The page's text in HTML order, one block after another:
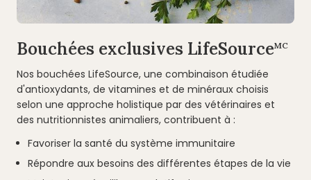
Bouchées exclusives LifeSourceMC
Nos bouchées LifeSource, une combinaison étudiée
d'antioxydants, de vitamines et de minéraux choisis
selon une approche holistique par des vétérinaires et
des nutritionnistes animaliers, contribuent à :
Favoriser la santé du système immunitaire
Répondre aux besoins des différentes étapes de la vie